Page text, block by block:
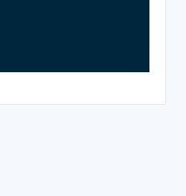
de Wine Cruise :